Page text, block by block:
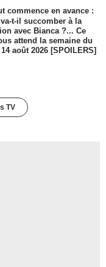
commence en avance :
t-il succomber à la
avec Bianca ?... Ce
attend la semaine du
août 2026 [SPOILERS]
TV